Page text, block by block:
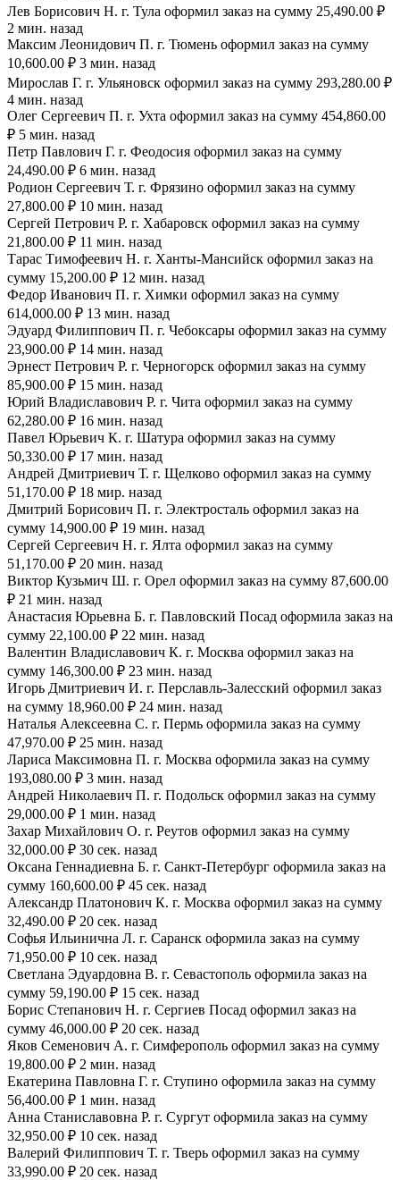
Лев Борисович Н. г. Тула оформил заказ на сумму 25,490.00 ₽
2 мин. назад
Максим Леонидович П. г. Тюмень оформил заказ на сумму
10,600.00 ₽ 3 мин. назад
Мирослав Г. г. Ульяновск оформил заказ на сумму 293,280.00 ₽
4 мин. назад
Олег Сергеевич П. г. Ухта оформил заказ на сумму 454,860.00
₽ 5 мин. назад
Петр Павлович Г. г. Феодосия оформил заказ на сумму
24,490.00 ₽ 6 мин. назад
Родион Сергеевич Т. г. Фрязино оформил заказ на сумму
27,800.00 ₽ 10 мин. назад
Сергей Петрович Р. г. Хабаровск оформил заказ на сумму
21,800.00 ₽ 11 мин. назад
Тарас Тимофеевич Н. г. Ханты-Мансийск оформил заказ на
сумму 15,200.00 ₽ 12 мин. назад
Федор Иванович П. г. Химки оформил заказ на сумму
614,000.00 ₽ 13 мин. назад
Эдуард Филиппович П. г. Чебоксары оформил заказ на сумму
23,900.00 ₽ 14 мин. назад
Эрнест Петрович Р. г. Черногорск оформил заказ на сумму
85,900.00 ₽ 15 мин. назад
Юрий Владиславович Р. г. Чита оформил заказ на сумму
62,280.00 ₽ 16 мин. назад
Павел Юрьевич К. г. Шатура оформил заказ на сумму
50,330.00 ₽ 17 мин. назад
Андрей Дмитриевич Т. г. Щелково оформил заказ на сумму
51,170.00 ₽ 18 мир. назад
Дмитрий Борисович П. г. Электросталь оформил заказ на
сумму 14,900.00 ₽ 19 мин. назад
Сергей Сергеевич Н. г. Ялта оформил заказ на сумму
51,170.00 ₽ 20 мин. назад
Виктор Кузьмич Ш. г. Орел оформил заказ на сумму 87,600.00
₽ 21 мин. назад
Анастасия Юрьевна Б. г. Павловский Посад оформила заказ на
сумму 22,100.00 ₽ 22 мин. назад
Валентин Владиславович К. г. Москва оформил заказ на
сумму 146,300.00 ₽ 23 мин. назад
Игорь Дмитриевич И. г. Перславль-Залесский оформил заказ
на сумму 18,960.00 ₽ 24 мин. назад
Наталья Алексеевна С. г. Пермь оформила заказ на сумму
47,970.00 ₽ 25 мин. назад
Лариса Максимовна П. г. Москва оформила заказ на сумму
193,080.00 ₽ 3 мин. назад
Андрей Николаевич П. г. Подольск оформил заказ на сумму
29,000.00 ₽ 1 мин. назад
Захар Михайлович О. г. Реутов оформил заказ на сумму
32,000.00 ₽ 30 сек. назад
Оксана Геннадиевна Б. г. Санкт-Петербург оформила заказ на
сумму 160,600.00 ₽ 45 сек. назад
Александр Платонович К. г. Москва оформил заказ на сумму
32,490.00 ₽ 20 сек. назад
Софья Ильинична Л. г. Саранск оформила заказ на сумму
71,950.00 ₽ 10 сек. назад
Светлана Эдуардовна В. г. Севастополь оформила заказ на
сумму 59,190.00 ₽ 15 сек. назад
Борис Степанович Н. г. Сергиев Посад оформил заказ на
сумму 46,000.00 ₽ 20 сек. назад
Яков Семенович А. г. Симферополь оформил заказ на сумму
19,800.00 ₽ 2 мин. назад
Екатерина Павловна Г. г. Ступино оформила заказ на сумму
56,400.00 ₽ 1 мин. назад
Анна Станиславовна Р. г. Сургут оформила заказ на сумму
32,950.00 ₽ 10 сек. назад
Валерий Филиппович Т. г. Тверь оформил заказ на сумму
33,990.00 ₽ 20 сек. назад